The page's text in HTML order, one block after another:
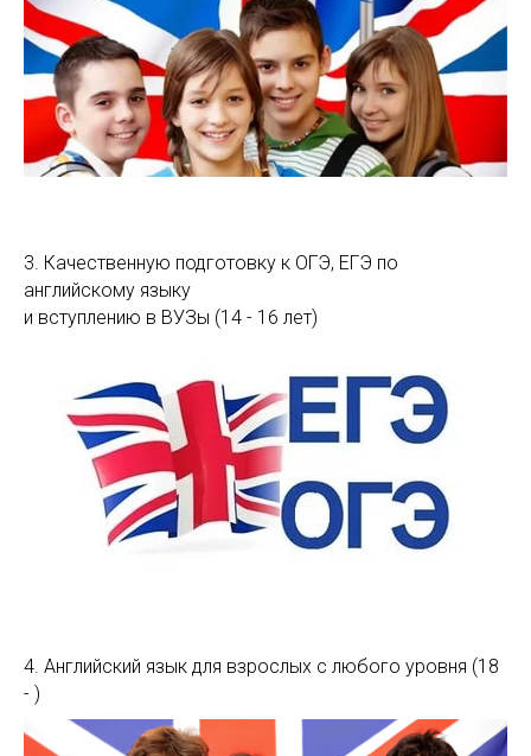
3. Качественную подготовку к ОГЭ, ЕГЭ по
английскому языку
и вступлению в ВУЗы (14 - 16 лет)
4. Английский язык для взрослых с любого уровня (18
- )